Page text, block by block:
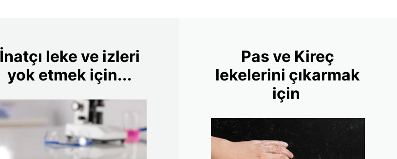
İnatçı leke ve izleri
yok etmek için...
Pas ve Kireç
lekelerini çıkarmak
için